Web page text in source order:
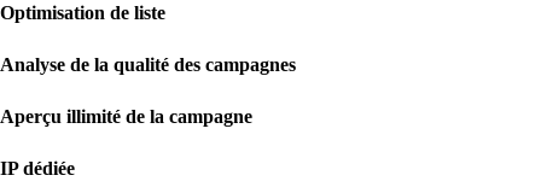
Optimisation de liste
Analyse de la qualité des campagnes
Aperçu illimité de la campagne
IP dédiée